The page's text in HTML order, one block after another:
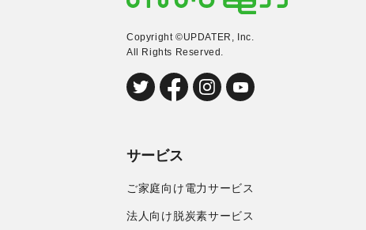
Copyright ©UPDATER, Inc.
All Rights Reserved.
サービス
ご家庭向け電力サービス
法人向け脱炭素サービス